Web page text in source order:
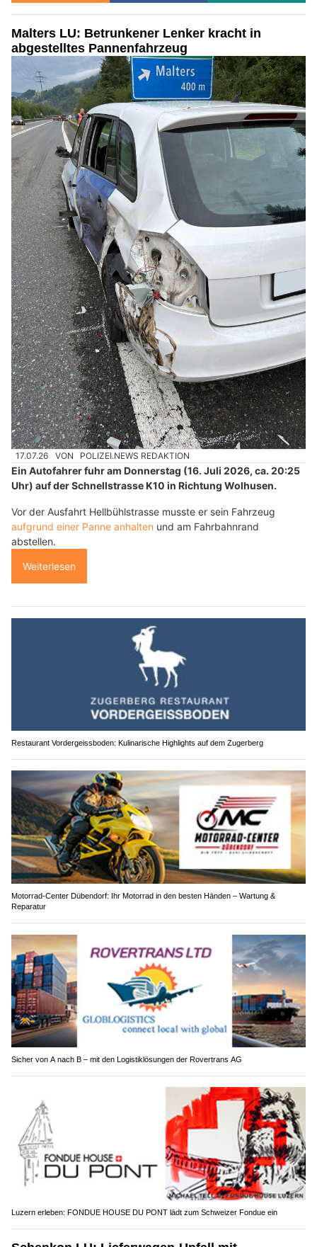
Malters LU: Betrunkener Lenker kracht in
abgestelltes Pannenfahrzeug
17.07.26 VON POLIZEI.NEWS REDAKTION
Ein Autofahrer fuhr am Donnerstag (16. Juli 2026, ca. 20:25
Uhr) auf der Schnellstrasse K10 in Richtung Wolhusen.
Vor der Ausfahrt Hellbühlstrasse musste er sein Fahrzeug
aufgrund einer Panne anhalten und am Fahrbahnrand
abstellen.
Weiterlesen
Restaurant Vordergeissboden: Kulinarische Highlights auf dem Zugerberg
Motorrad-Center Dübendorf: Ihr Motorrad in den besten Händen – Wartung &
Reparatur
Sicher von A nach B – mit den Logistiklösungen der Rovertrans AG
Luzern erleben: FONDUE HOUSE DU PONT lädt zum Schweizer Fondue ein